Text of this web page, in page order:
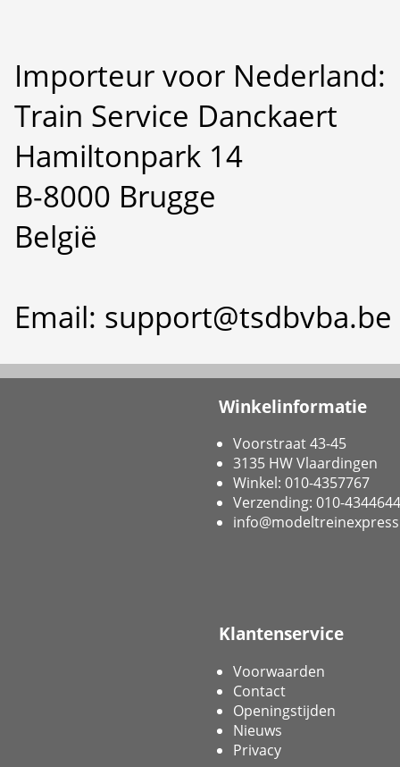
Importeur voor Nederland:
Train Service Danckaert
Hamiltonpark 14
B-8000 Brugge
België
Email: support@tsdbvba.be
Winkelinformatie
Voorstraat 43-45
3135 HW Vlaardingen
Winkel: 010-4357767
Verzending: 010-4344644
Klantenservice
Voorwaarden
Contact
Openingstijden
Nieuws
Privacy